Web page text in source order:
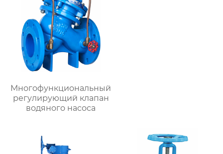
Многофункциональный
регулирующий клапан
водяного насоса